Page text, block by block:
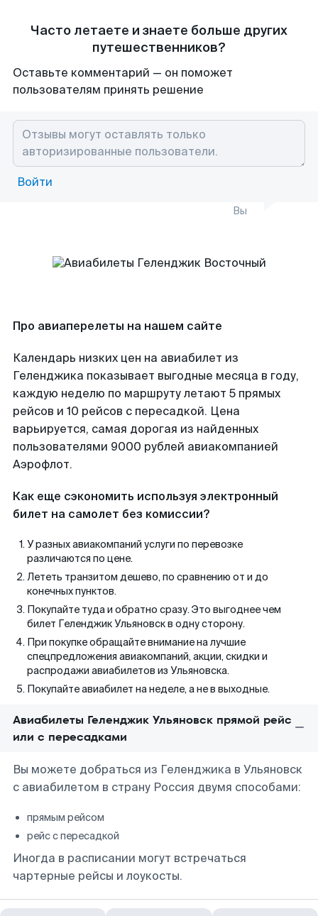
Часто летаете и знаете больше других
путешественников?
Оставьте комментарий — он поможет
пользователям принять решение
Войти
Вы
Про авиаперелеты на нашем сайте
Календарь низких цен на авиабилет из
Геленджика показывает выгодные месяца в году,
каждую неделю по маршруту летают 5 прямых
рейсов и 10 рейсов с пересадкой. Цена
варьируется, самая дорогая из найденных
пользователями 9000 рублей авиакомпанией
Аэрофлот.
Как еще сэкономить используя электронный
билет на самолет без комиссии?
У разных авиакомпаний услуги по перевозке
различаются по цене.
Лететь транзитом дешево, по сравнению от и до
конечных пунктов.
Покупайте туда и обратно сразу. Это выгоднее чем
билет Геленджик Ульяновск в одну сторону.
При покупке обращайте внимание на лучшие
спецпредложения авиакомпаний, акции, скидки и
распродажи авиабилетов из Ульяновска.
Покупайте авиабилет на неделе, а не в выходные.
Авиабилеты Геленджик Ульяновск прямой рейс
или с пересадками
Вы можете добраться из Геленджика в Ульяновск
с авиабилетом в страну Россия двумя способами:
прямым рейсом
рейс с пересадкой
Иногда в расписании могут встречаться
чартерные рейсы и лоукосты.